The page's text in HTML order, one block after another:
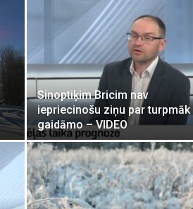
Sinoptiķim Bricim nav
iepriecinošu ziņu par turpmāk
gaidāmo – VIDEO